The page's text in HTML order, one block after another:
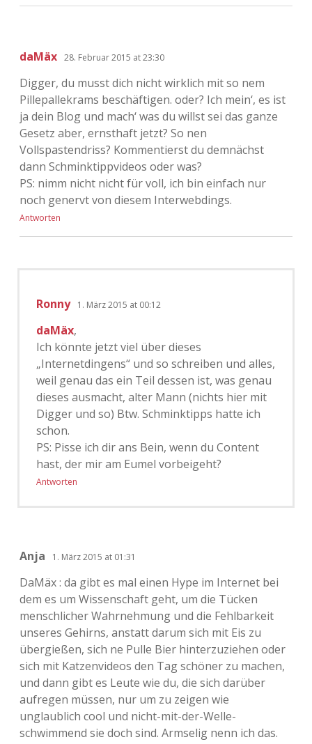
daMäx 28. Februar 2015 at 23:30
Digger, du musst dich nicht wirklich mit so nem
Pillepallekrams beschäftigen. oder? Ich mein‘, es ist
ja dein Blog und mach‘ was du willst sei das ganze
Gesetz aber, ernsthaft jetzt? So nen
Vollspastendriss? Kommentierst du demnächst
dann Schminktippvideos oder was?
PS: nimm nicht nicht für voll, ich bin einfach nur
noch genervt von diesem Interwebdings.
Antworten
Ronny 1. März 2015 at 00:12
daMäx,
Ich könnte jetzt viel über dieses
„Internetdingens“ und so schreiben und alles,
weil genau das ein Teil dessen ist, was genau
dieses ausmacht, alter Mann (nichts hier mit
Digger und so) Btw. Schminktipps hatte ich
schon.
PS: Pisse ich dir ans Bein, wenn du Content
hast, der mir am Eumel vorbeigeht?
Antworten
Anja 1. März 2015 at 01:31
DaMäx : da gibt es mal einen Hype im Internet bei
dem es um Wissenschaft geht, um die Tücken
menschlicher Wahrnehmung und die Fehlbarkeit
unseres Gehirns, anstatt darum sich mit Eis zu
übergießen, sich ne Pulle Bier hinterzuziehen oder
sich mit Katzenvideos den Tag schöner zu machen,
und dann gibt es Leute wie du, die sich darüber
aufregen müssen, nur um zu zeigen wie
unglaublich cool und nicht-mit-der-Welle-
schwimmend sie doch sind. Armselig nenn ich das.